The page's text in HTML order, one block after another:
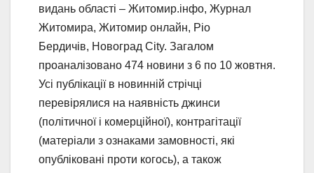
видань області – Житомир.інфо, Журнал
Житомира, Житомир онлайн, Ріо
Бердичів, Новоград City. Загалом
проаналізовано 474 новини з 6 по 10 жовтня.
Усі публікації в новинній стрічці
перевірялися на наявність джинси
(політичної і комерційної), контрагітації
(матеріали з ознаками замовності, які
опубліковані проти когось), а також